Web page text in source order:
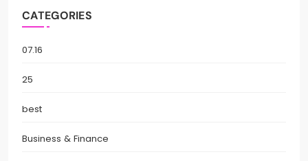
CATEGORIES
07.16
25
best
Business & Finance